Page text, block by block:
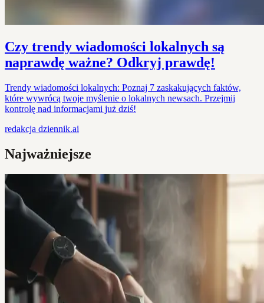
Czy trendy wiadomości lokalnych są
naprawdę ważne? Odkryj prawdę!
Trendy wiadomości lokalnych: Poznaj 7 zaskakujących faktów,
które wywrócą twoje myślenie o lokalnych newsach. Przejmij
kontrolę nad informacjami już dziś!
redakcja dziennik.ai
Najważniejsze